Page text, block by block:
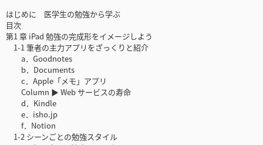
はじめに 医学生の勉強から学ぶ
目次
第1 章 iPad 勉強の完成形をイメージしよう
1-1 筆者の主力アプリをざっくりと紹介
a．Goodnotes
b．Documents
c．Apple「メモ」アプリ
Column ▶ Web サービスの寿命
d．Kindle
e．isho.jp
f．Notion
1-2 シーンごとの勉強スタイル